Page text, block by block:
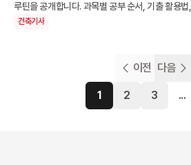
루틴을 공개합니다. 과목별 공부 순서, 기출 활용
정리했습니다.
건축기사
이전 다음
1 2 3 ...